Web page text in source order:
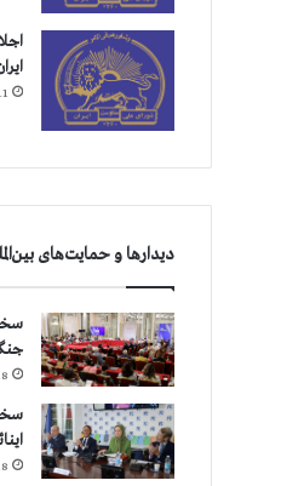
11
دیدارها و حمایت‌های
18
18